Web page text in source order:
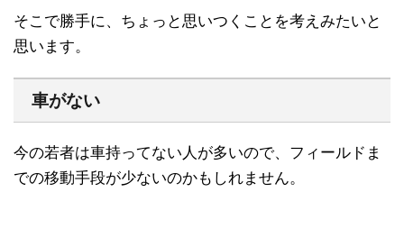
そこで勝手に、ちょっと思いつくことを考えみたいと
思います。
車がない
今の若者は車持ってない人が多いので、フィールドま
での移動手段が少ないのかもしれません。